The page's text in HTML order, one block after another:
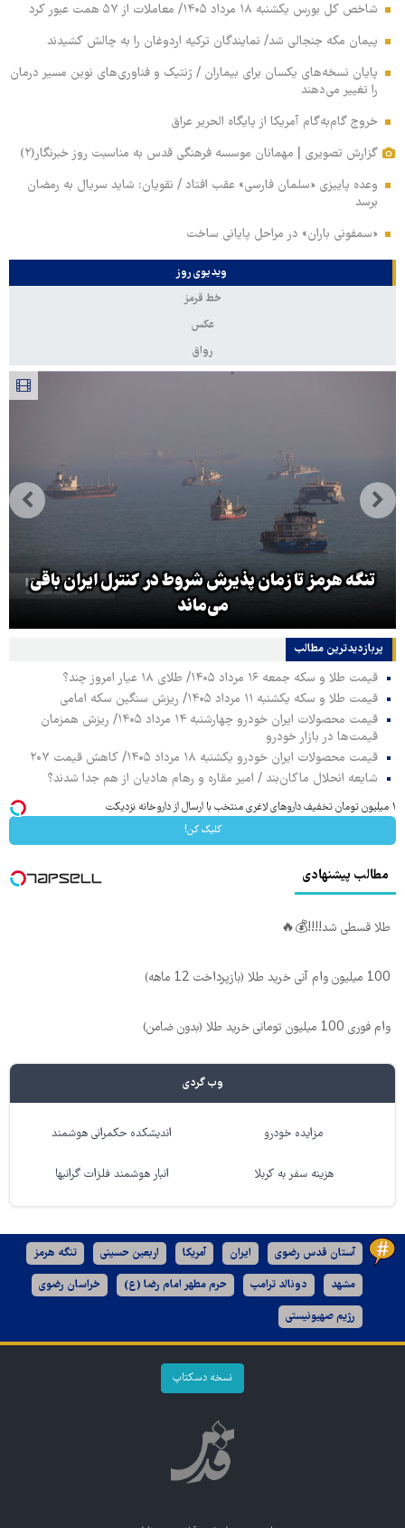
شاخص کل بورس یکشنبه ۱۸ مرداد ۱۴۰۵/ معاملات از ۵۷ همت عبور کرد
پیمان مکه جنجالی شد/ نمایندگان ترکیه اردوغان را به چالش کشیدند
پایان نسخه‌های یکسان برای بیماران / ژنتیک و فناوری‌های نوین مسیر درمان
را تغییر می‌دهند
خروج گام‌به‌گام آمریکا از پایگاه الحریر عراق
گزارش تصویری | مهمانان موسسه فرهنگی قدس به مناسبت روز خبرنگار(۲)
وعده پاییزی «سلمان فارسی» عقب افتاد / نقویان: شاید سریال به رمضان
برسد
«سمفونی باران» در مراحل پایانی ساخت
ویدیوی روز
خط قرمز
عکس
رواق
تنگه هرمز تا زمان پذیرش شروط در کنترل ایران باقی
می‌ماند
پربازدیدترین‌ مطالب
قیمت طلا و سکه جمعه ۱۶ مرداد ۱۴۰۵/ طلای ۱۸ عیار امروز چند؟
قیمت طلا و سکه یکشنبه ۱۱ مرداد ۱۴۰۵/ ریزش سنگین سکه امامی
قیمت محصولات ایران خودرو چهارشنبه ۱۴ مرداد ۱۴۰۵/ ریزش همزمان
قیمت‌ها در بازار خودرو
قیمت محصولات ایران خودرو یکشنبه ۱۸ مرداد ۱۴۰۵/ کاهش قیمت ۲۰۷
شایعه انحلال ماکان‌بند / امیر مقاره و رهام هادیان از هم جدا شدند؟
۱ میلیون تومان تخفیف داروهای لاغری منتخب با ارسال از داروخانه نزدیکت
کلیک کن!
مطالب پیشنهادی
طلا قسطی شد!!!!💰🔥
100 میلیون وام آنی خرید طلا (بازپرداخت 12 ماهه)
وام فوری 100 میلیون تومانی خرید طلا (بدون ضامن)
وب گردی
مزایده خودرو اندیشکده حکمرانی هوشمند
هزینه سفر به کربلا انبار هوشمند فلزات گرانبها
آستان قدس رضوی ایران آمریکا اربعین حسینی تنگه هرمز
مشهد دونالد ترامپ حرم مطهر امام رضا (ع) خراسان رضوی
رژیم صهیونیستی
نسخه دسکتاپ